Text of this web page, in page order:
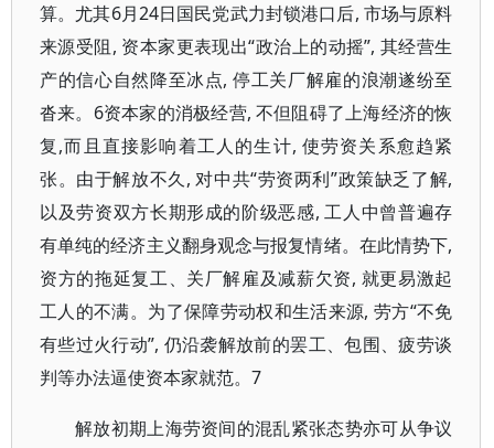
算。尤其6月24日国民党武力封锁港口后, 市场与原料
来源受阻, 资本家更表现出“政治上的动摇”, 其经营生
产的信心自然降至冰点, 停工关厂解雇的浪潮遂纷至
沓来。6资本家的消极经营, 不但阻碍了上海经济的恢
复,而且直接影响着工人的生计, 使劳资关系愈趋紧
张。由于解放不久, 对中共“劳资两利”政策缺乏了解,
以及劳资双方长期形成的阶级恶感, 工人中曾普遍存
有单纯的经济主义翻身观念与报复情绪。在此情势下,
资方的拖延复工、关厂解雇及减薪欠资, 就更易激起
工人的不满。为了保障劳动权和生活来源, 劳方“不免
有些过火行动”, 仍沿袭解放前的罢工、包围、疲劳谈
判等办法逼使资本家就范。7
解放初期上海劳资间的混乱紧张态势亦可从争议